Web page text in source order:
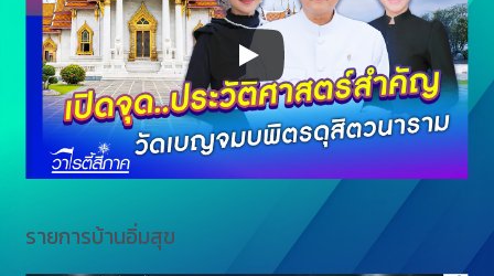
รายการบ้านอิ่มสุข